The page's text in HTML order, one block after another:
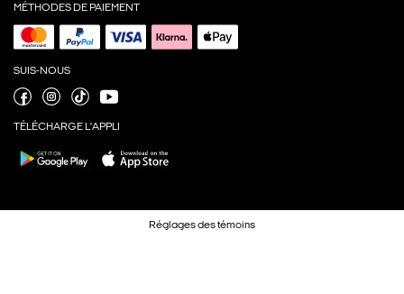
MÉTHODES DE PAIEMENT
SUIS-NOUS
TÉLÉCHARGE L'APPLI
Réglages des témoins